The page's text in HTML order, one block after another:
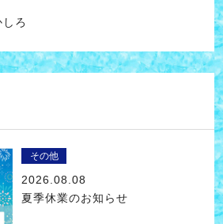
ろ
その他
2026.08.08
夏季休業のお知らせ